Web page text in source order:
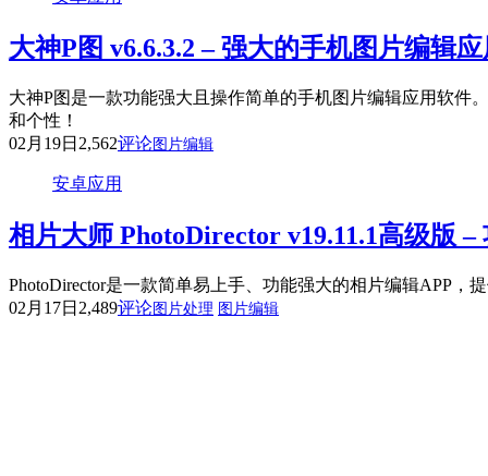
大神P图 v6.6.3.2 – 强大的手机图片编辑
大神P图是一款功能强大且操作简单的手机图片编辑应用软件
和个性！
02月19日 2,562评论图片编辑
安卓应用
相片大师 PhotoDirector v19.11.1高级版
PhotoDirector是一款简单易上手、功能强大的相片编辑APP
02月17日 2,489评论图片处理 图片编辑